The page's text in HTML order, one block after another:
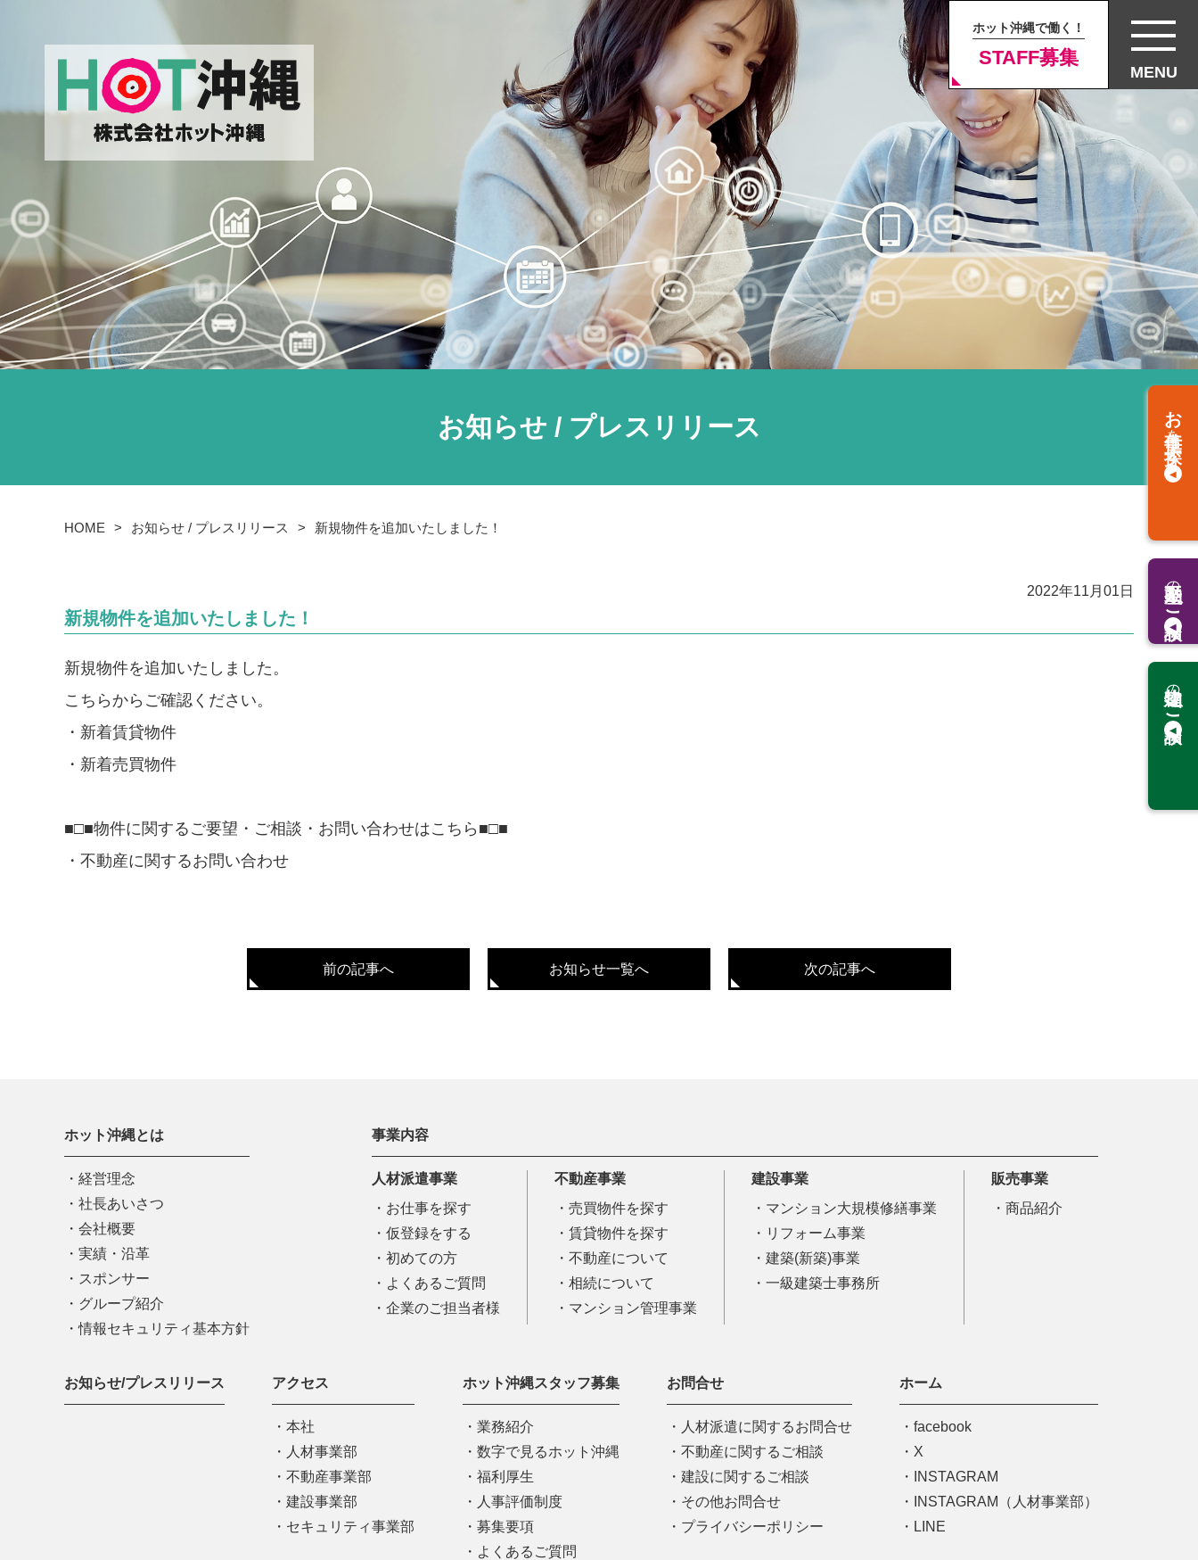
ホット沖縄で働く！
STAFF募集
MENU
お仕事
を
探す
の
ご相談
の
ご相談
お知らせ / プレスリリース
HOME お知らせ / プレスリリース 新規物件を追加いたしました！
2022年11月01日
新規物件を追加いたしました！
新規物件を追加いたしました。
こちらからご確認ください。
・ 新着賃貸物件
・ 新着売買物件
■□■物件に関するご要望・ご相談・お問い合わせはこちら■□■
・ 不動産に関するお問い合わせ
前の記事へ お知らせ一覧へ 次の記事へ
ホット沖縄とは
経営理念
社長あいさつ
会社概要
実績・沿革
スポンサー
グループ紹介
情報セキュリティ基本方針
事業内容
人材派遣事業
お仕事を探す
仮登録をする
初めての方
よくあるご質問
企業のご担当者様
不動産事業
売買物件を探す
賃貸物件を探す
不動産について
相続について
マンション管理事業
建設事業
マンション大規模修繕事業
リフォーム事業
建築(新築)事業
一級建築士事務所
販売事業
商品紹介
お知らせ/プレスリリース アクセス
本社
人材事業部
不動産事業部
建設事業部
セキュリティ事業部
ホット沖縄スタッフ募集
業務紹介
数字で見るホット沖縄
福利厚生
人事評価制度
募集要項
よくあるご質問
お問合せ
人材派遣に関するお問合せ
不動産に関するご相談
建設に関するご相談
その他お問合せ
プライバシーポリシー
ホーム
facebook
X
INSTAGRAM
INSTAGRAM（人材事業部）
LINE